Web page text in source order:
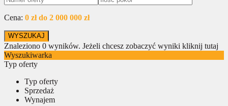
Cena: 0 zł do 2 000 000 zł
Znaleziono 0 wyników. Jeżeli chcesz zobaczyć wyniki kliknij tutaj
Wyszukiwarka
Typ oferty
Typ oferty
Sprzedaż
Wynajem